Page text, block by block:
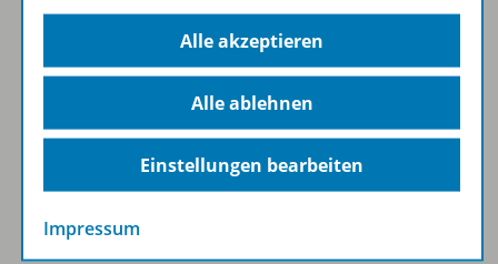
Alle akzeptieren
Alle ablehnen
Einstellungen bearbeiten
Impressum